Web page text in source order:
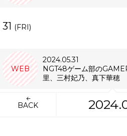
31 (FRI)
WEB
2024.05.31
NGT48ゲーム部の
里、三村妃乃、真下華穂
BACK